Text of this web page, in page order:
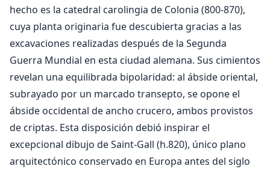
hecho es la catedral carolingia de Colonia (800-870),
cuya planta originaria fue descubierta gracias a las
excavaciones realizadas después de la Segunda
Guerra Mundial en esta ciudad alemana. Sus cimientos
revelan una equilibrada bipolaridad: al ábside oriental,
subrayado por un marcado transepto, se opone el
ábside occidental de ancho crucero, ambos provistos
de criptas. Esta disposición debió inspirar el
excepcional dibujo de Saint-Gall (h.820), único plano
arquitectónico conservado en Europa antes del siglo